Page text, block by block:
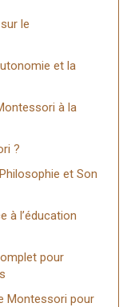
le
et la
à la
?
et Son
à l’éducation
pour
Montessori pour